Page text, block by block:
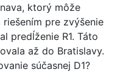
ktorý môže
pre zvýšenie
predĺženie R1. Táto
až do Bratislavy.
súčasnej D1?